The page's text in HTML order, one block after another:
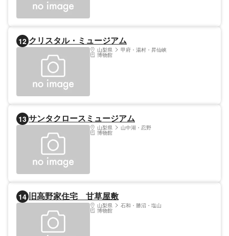
12 クリスタル・ミュージアム
山梨県 甲府・湯村・昇仙峡
博物館
13 サンタクロースミュージアム
山梨県 山中湖・忍野
博物館
14 旧高野家住宅 甘草屋敷
山梨県 石和・勝沼・塩山
博物館